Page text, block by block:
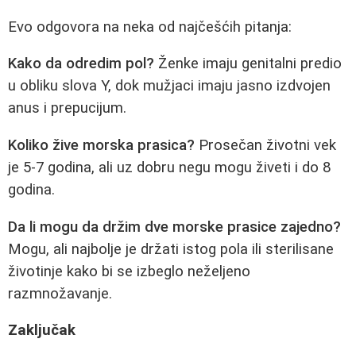
Evo odgovora na neka od najčešćih pitanja:
Kako da odredim pol? Ženke imaju genitalni predio
u obliku slova Y, dok mužjaci imaju jasno izdvojen
anus i prepucijum.
Koliko žive morska prasica? Prosečan životni vek
je 5-7 godina, ali uz dobru negu mogu živeti i do 8
godina.
Da li mogu da držim dve morske prasice zajedno?
Mogu, ali najbolje je držati istog pola ili sterilisane
životinje kako bi se izbeglo neželjeno
razmnožavanje.
Zaključak